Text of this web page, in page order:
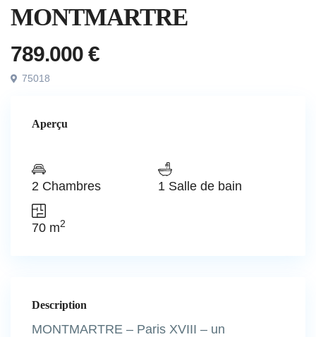
MONTMARTRE
789.000 €
75018
Aperçu
2 Chambres 1 Salle de bain
70 m2
Description
MONTMARTRE – Paris XVIII – un